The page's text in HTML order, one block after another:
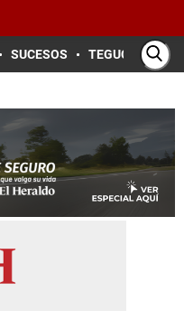
SUCESOS TEGUCIGALPA